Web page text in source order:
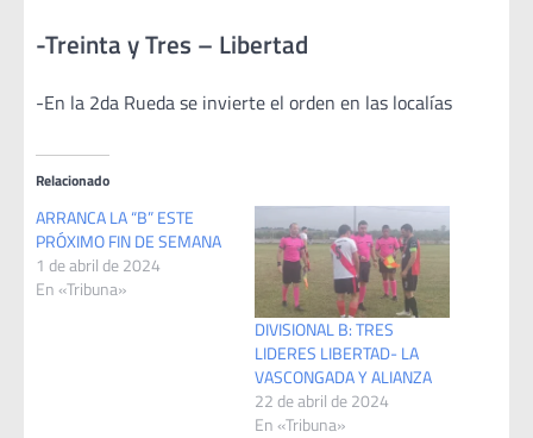
-Treinta y Tres – Libertad
-En la 2da Rueda se invierte el orden en las localías
Relacionado
ARRANCA LA “B” ESTE
PRÓXIMO FIN DE SEMANA
1 de abril de 2024
En «Tribuna»
DIVISIONAL B: TRES
LIDERES LIBERTAD- LA
VASCONGADA Y ALIANZA
22 de abril de 2024
En «Tribuna»